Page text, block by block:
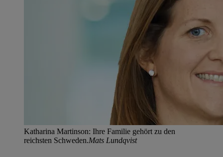
Katharina Martinson: Ihre Familie gehört zu den
reichsten Schweden.Mats Lundqvist